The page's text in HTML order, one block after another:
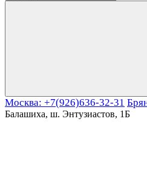
Москва: +7(926)636-32-31
Балашиха, ш. Энтузиастов, 1Б